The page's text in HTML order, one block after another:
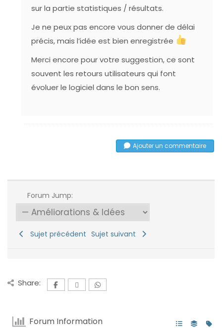
sur la partie statistiques / résultats.
Je ne peux pas encore vous donner de délai
précis, mais l’idée est bien enregistrée
Merci encore pour votre suggestion, ce sont
souvent les retours utilisateurs qui font
évoluer le logiciel dans le bon sens.
Ajouter un commentaire
Forum Jump:
Sujet précédent Sujet suivant
Share:
Forum Information